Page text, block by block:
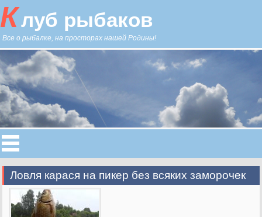
Клуб рыбаков
Все о рыбалке, на просторах нашей Родины!
Ловля карася на пикер без всяких заморочек